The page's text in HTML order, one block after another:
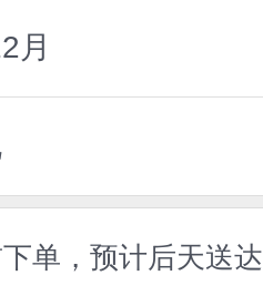
月
单，预计后天送达